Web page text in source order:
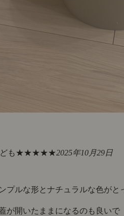
も★★★★★2025年10月29日
プルな形とナチュラルな色がと
が開いたままになるのも良いで